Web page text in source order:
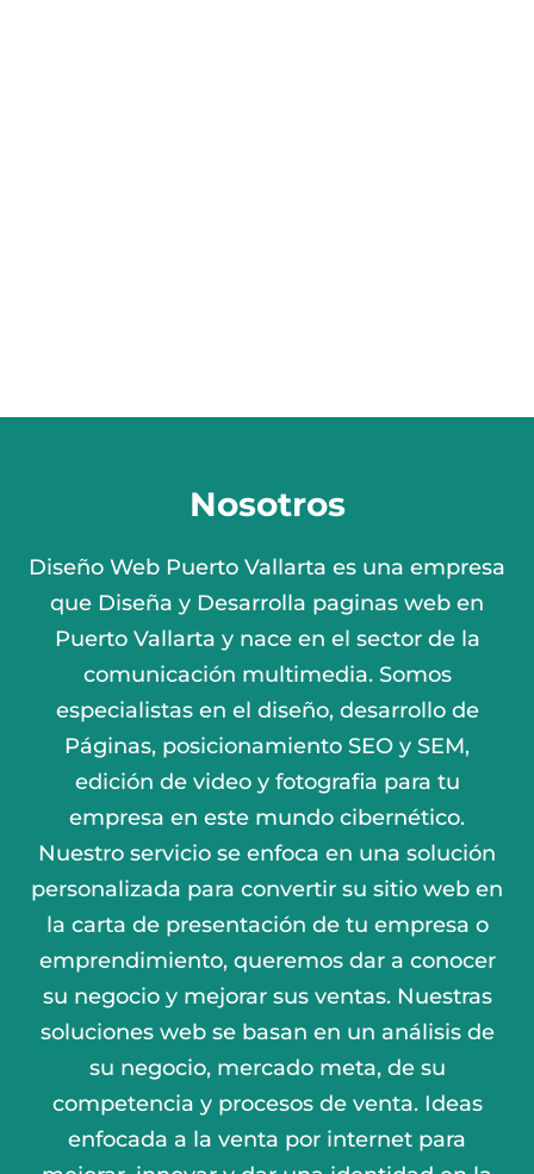
Nosotros
Diseño Web Puerto Vallarta es una empresa
que Diseña y Desarrolla paginas web en
Puerto Vallarta y nace en el sector de la
comunicación multimedia. Somos
especialistas en el diseño, desarrollo de
Páginas, posicionamiento SEO y SEM,
edición de video y fotografia para tu
empresa en este mundo cibernético.
Nuestro servicio se enfoca en una solución
personalizada para convertir su sitio web en
la carta de presentación de tu empresa o
emprendimiento, queremos dar a conocer
su negocio y mejorar sus ventas. Nuestras
soluciones web se basan en un análisis de
su negocio, mercado meta, de su
competencia y procesos de venta. Ideas
enfocada a la venta por internet para